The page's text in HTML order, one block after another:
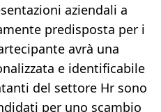
aziendali a
predisposta per i
avrà una
e identificabile
del settore Hr sono
per uno scambio